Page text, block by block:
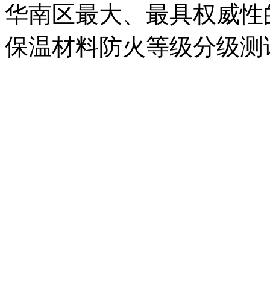
华南区最大、最具权威
保温材料防火等级分级